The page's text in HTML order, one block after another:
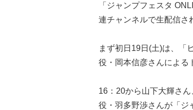
「ジャンプフェスタ
連チャンネルで生配信さ
まず初日19日(土)は、「
役・岡本信彦さんによる
16：20から山下大輝さ
役・羽多野渉さんが「ジ